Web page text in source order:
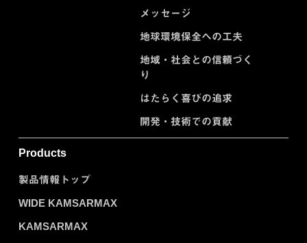
メッセージ
地球環境保全への工夫
地域・社会との信頼づく
り
はたらく喜びの追求
開発・技術での貢献
Products
製品情報トップ
WIDE KAMSARMAX
KAMSARMAX